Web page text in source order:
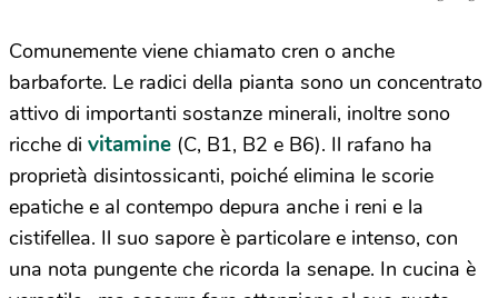
Comunemente viene chiamato cren o anche
barbaforte. Le radici della pianta sono un concentrato
attivo di importanti sostanze minerali, inoltre sono
ricche di vitamine (C, B1, B2 e B6). Il rafano ha
proprietà disintossicanti, poiché elimina le scorie
epatiche e al contempo depura anche i reni e la
cistifellea. Il suo sapore è particolare e intenso, con
una nota pungente che ricorda la senape. In cucina è